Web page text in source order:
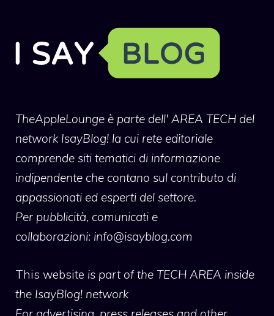
TheAppleLounge è parte dell' AREA TECH del
network IsayBlog! la cui rete editoriale
comprende siti tematici di informazione
indipendente che contano sul contributo di
appassionati ed esperti del settore.
Per pubblicità, comunicati e
collaborazioni: info@isayblog.com
This website is part of the TECH AREA inside
the IsayBlog! network